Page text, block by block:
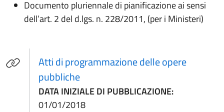
Documento pluriennale di pianificazione ai sensi
dell’art. 2 del d.lgs. n. 228/2011, (per i Ministeri)
Atti di programmazione delle opere
pubbliche
DATA INIZIALE DI PUBBLICAZIONE:
01/01/2018